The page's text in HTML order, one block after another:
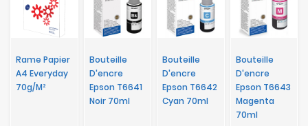
Rame Papier
A4 Everyday
70g/m²
Bouteille
D'encre
Epson T6641
Noir 70ml
Bouteille
D'encre
Epson T6642
Cyan 70ml
Bouteille
D'encre
Epson T6643
Magenta
70ml